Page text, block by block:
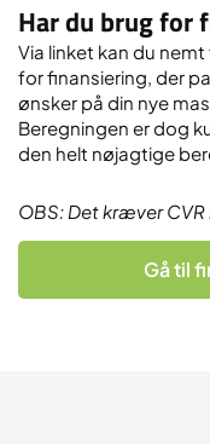
Har du brug for
Via linket kan du
for finansiering, der
ønsker på din nye
Beregningen er dog
den helt nøjagtige
OBS: Det kræver
Gå til